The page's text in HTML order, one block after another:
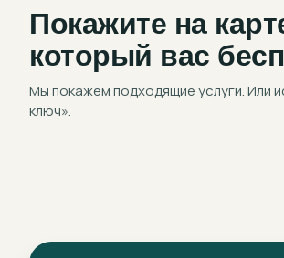
Покажите на
который вас
Мы покажем подходящие услуги. Или
ключ».